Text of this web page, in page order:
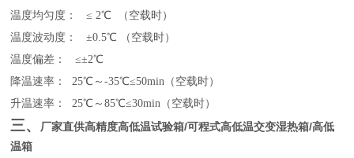
温度均匀度： ≤ 2℃ （空载时）
温度波动度： ±0.5℃ （空载时）
温度偏差： ≤±2℃
降温速率： 25℃～-35℃≤50min（空载时）
升温速率： 25℃～85℃≤30min（空载时）
三、 厂家直供高精度高低温试验箱/可程式高低温交变湿热箱/高低
温箱